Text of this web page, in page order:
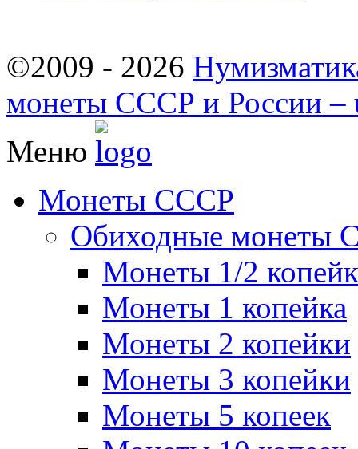
©2009 - 2026
монеты СССР и России –
Меню
Монеты СССР
Обиходные монеты
Монеты 1/2
Монеты 1 копейка
Монеты 2 копейки
Монеты 3 копейки
Монеты 5 копеек